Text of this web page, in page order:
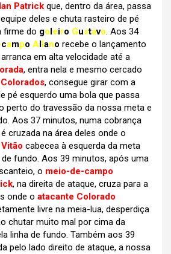
Patrick que, dentro da área, passa
deles e chuta rasteiro de pé
firme do goleiro Gustavo. Aos 34
campo Allano recebe o lançamento
em alta velocidade até a
, entra nela e mesmo cercado
, consegue girar com a
pé esquerdo uma bola que passa
perto do travessão da nossa meta e
Aos 37 minutos, numa cobrança
cruzada na área deles onde o
cabecea à esquerda da meta
de fundo. Aos 39 minutos, após uma
o meio-de-campo
, na direita de ataque, cruza para a
onde o atacante Colorado
livre na meia-lua, desperdiça
chutar muito mal por cima da
linha de fundo. Também aos 39
pelo lado direito de ataque, a nossa